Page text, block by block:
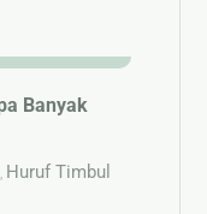
Banyak
, Huruf Timbul